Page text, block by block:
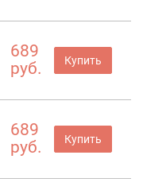
689
руб.
Купить
689
руб.
Купить